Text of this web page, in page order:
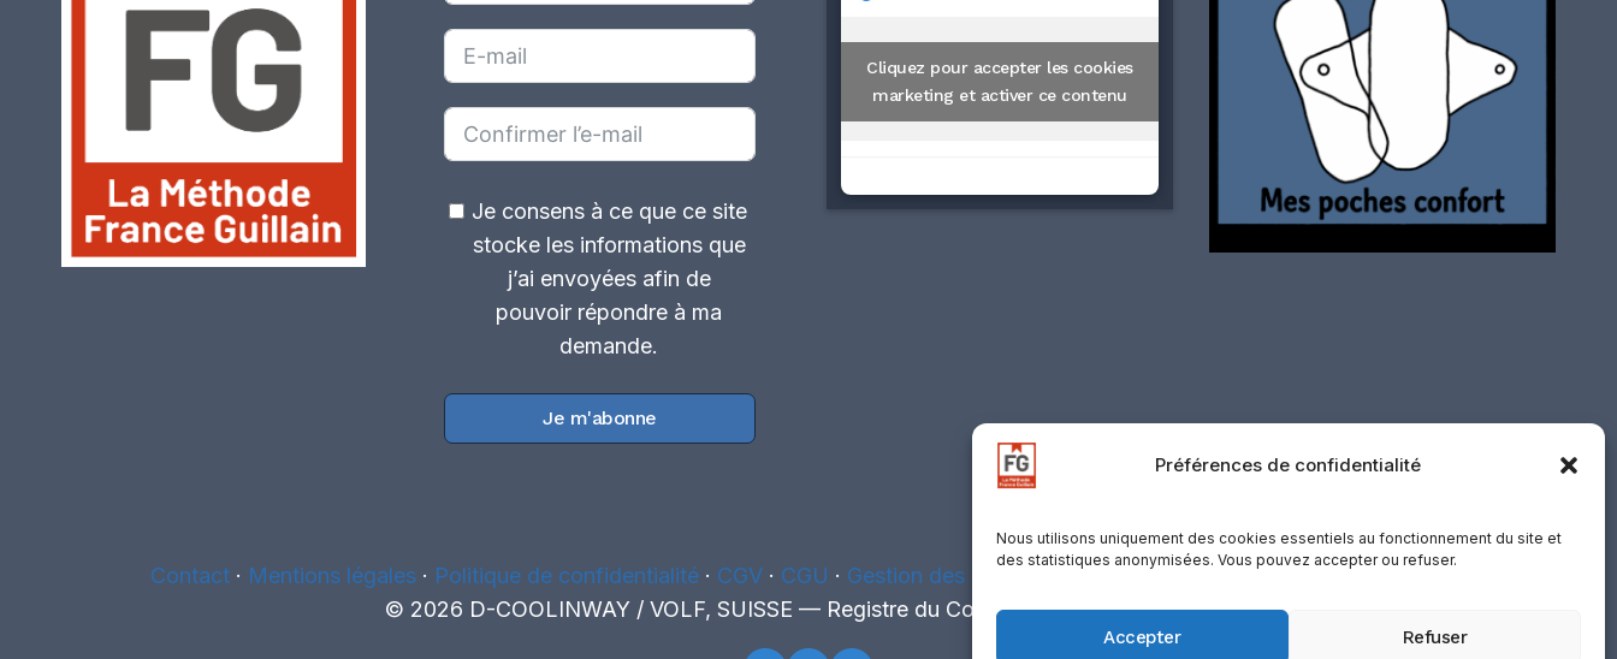
Préférences de confidentialité
Nous utilisons uniquement des cookies essentiels au fonctionnement du site et
des statistiques anonymisées. Vous pouvez accepter ou refuser.
Accepter Refuser
Je consens à ce que ce site
stocke les informations que
j’ai envoyées afin de
pouvoir répondre à ma
demande.
Je m'abonne
Cliquez pour accepter les cookies
marketing et activer ce contenu
Contact· Mentions légales· Politique de confidentialité· CGV· CGU · Gestion des cookies Retours · · Mentions d’affiliation
© 2026 D-COOLINWAY / VOLF, SUISSE — Registre du Commerce : CHE137.103.474